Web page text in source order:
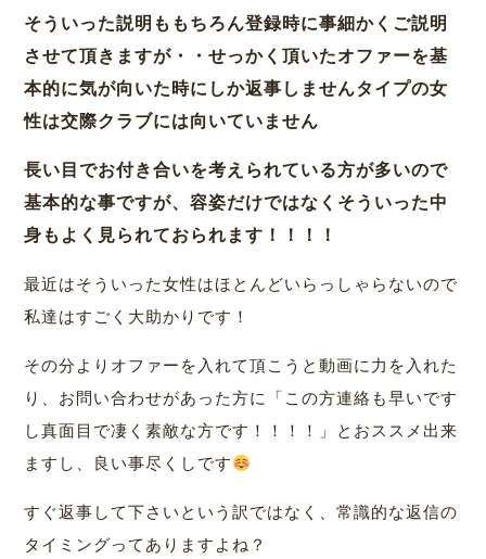
そういった説明ももちろん登録時に事細かくご説明
させて頂きますが・・せっかく頂いたオファーを基
本的に気が向いた時にしか返事しませんタイプの女
性は交際クラブには向いていません
長い目でお付き合いを考えられている方が多いので
基本的な事ですが、容姿だけではなくそういった中
身もよく見られておられます！！！！
最近はそういった女性はほとんどいらっしゃらないので
私達はすごく大助かりです！
その分よりオファーを入れて頂こうと動画に力を入れた
り、お問い合わせがあった方に「この方連絡も早いです
し真面目で凄く素敵な方です！！！！」とおススメ出来
ますし、良い事尽くしです
すぐ返事して下さいという訳ではなく、常識的な返信の
タイミングってありますよね？